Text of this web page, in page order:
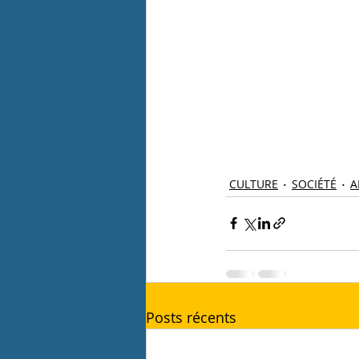
CULTURE SOCIÉTÉ
Posts récents